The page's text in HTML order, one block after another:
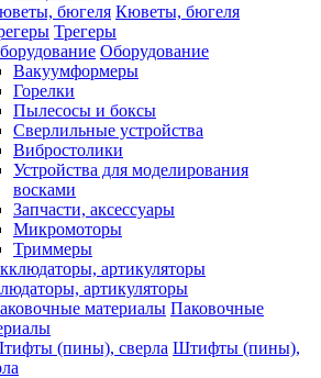
Кюветы, бюгеля
Трегеры
Оборудование
Вакуумформеры
Горелки
Пылесосы и боксы
Сверлильные устройства
Вибростолики
Устройства для моделирования
восками
Запчасти, аксессуары
Микромоторы
Триммеры
артикуляторы
Паковочные
Штифты (пины),